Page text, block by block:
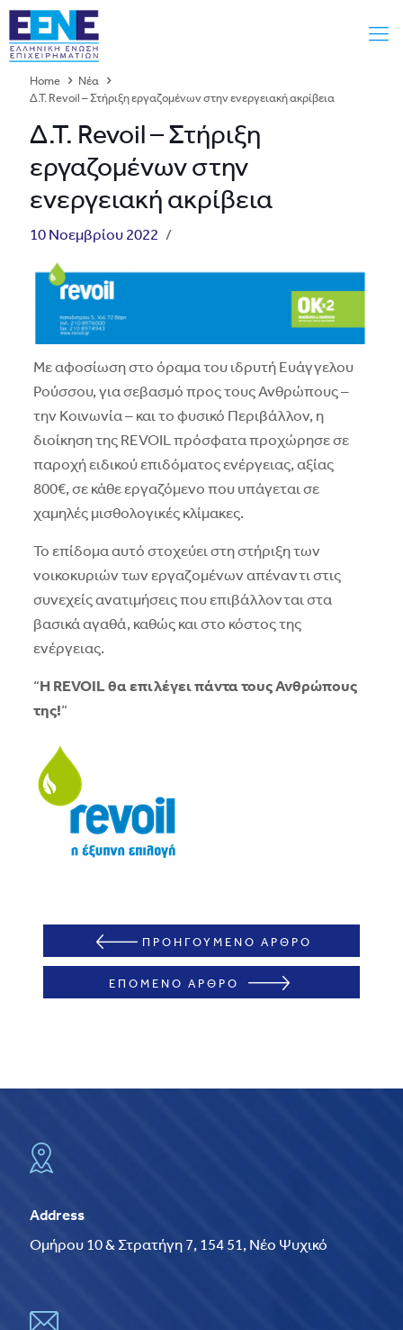
Home
Νέα
Δ.Τ. Revoil – Στήριξη εργαζομένων στην ενεργειακή ακρίβεια
Δ.Τ. Revoil – Στήριξη
εργαζομένων στην
ενεργειακή ακρίβεια
10 Νοεμβρίου 2022 /
Με αφοσίωση στο όραμα του ιδρυτή Ευάγγελου
Ρούσσου, για σεβασμό προς τους Ανθρώπους –
την Κοινωνία – και το φυσικό Περιβάλλον, η
διοίκηση της REVOIL πρόσφατα προχώρησε σε
παροχή ειδικού επιδόματος ενέργειας, αξίας
800€, σε κάθε εργαζόμενο που υπάγεται σε
χαμηλές μισθολογικές κλίμακες.
Το επίδομα αυτό στοχεύει στη στήριξη των
νοικοκυριών των εργαζομένων απέναντι στις
συνεχείς ανατιμήσεις που επιβάλλονται στα
βασικά αγαθά, καθώς και στο κόστος της
ενέργειας.
“ Η REVOIL θα επιλέγει πάντα τους Ανθρώπους
της!“
ΠΡΟΗΓΟΥΜΕΝΟ ΑΡΘΡΟ
ΕΠΟΜΕΝΟ ΑΡΘΡΟ
Address
Ομήρου 10 & Στρατήγη 7, 154 51, Νέο Ψυχικό